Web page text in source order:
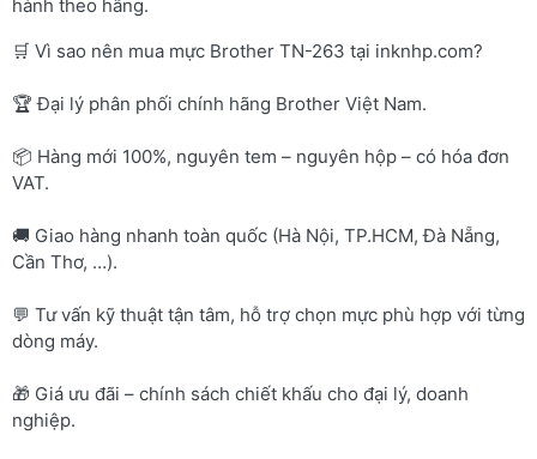
hành theo hãng.
🛒 Vì sao nên mua mực Brother TN-263 tại inknhp.com?
🏆 Đại lý phân phối chính hãng Brother Việt Nam.
📦 Hàng mới 100%, nguyên tem – nguyên hộp – có hóa đơn
VAT.
🚚 Giao hàng nhanh toàn quốc (Hà Nội, TP.HCM, Đà Nẵng,
Cần Thơ, …).
💬 Tư vấn kỹ thuật tận tâm, hỗ trợ chọn mực phù hợp với từng
dòng máy.
🎁 Giá ưu đãi – chính sách chiết khấu cho đại lý, doanh
nghiệp.